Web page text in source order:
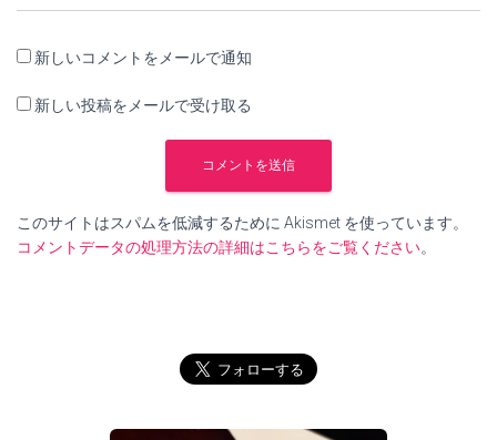
新しいコメントをメールで通知
新しい投稿をメールで受け取る
このサイトはスパムを低減するために Akismet を使っています。
コメントデータの処理方法の詳細はこちらをご覧ください。